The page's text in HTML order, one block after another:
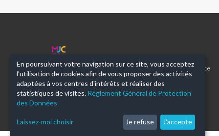
MJC
NEUILLY
92
Maison des Jeunes et de la Culture de Neuilly sur Seine. Place
Parmentier. 92200 Neuilly sur Seine.
En poursuivant votre navigation sur ce site, vous acceptez
l'utilisation de cookies afin de vous proposer des activités
adaptées à vos centres d'intérêts et réaliser des
statistiques de visites. Règlement Général de Protection
des Données
Laissez-moi choisir Je refuse J'accepte